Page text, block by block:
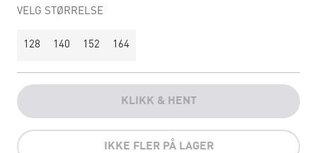
VELG STØRRELSE
128 140 152 164
KLIKK & HENT
IKKE FLER PÅ LAGER